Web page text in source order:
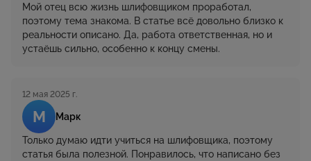
Мой отец всю жизнь шлифовщиком проработал,
поэтому тема знакома. В статье всё довольно близко к
реальности описано. Да, работа ответственная, но и
устаёшь сильно, особенно к концу смены.
М Марк
12 мая 2025 г.
Только думаю идти учиться на шлифовщика, поэтому
статья была полезной. Понравилось, что написано без